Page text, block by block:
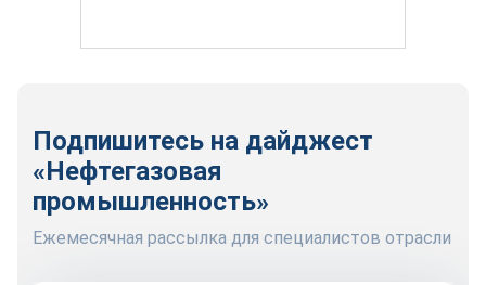
Подпишитесь на дайджест
«Нефтегазовая
промышленность»
Ежемесячная рассылка для специалистов отрасли